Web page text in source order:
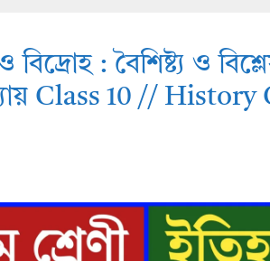
বিদ্রোহ : বৈশিষ্ট্য ও
Class 10 //